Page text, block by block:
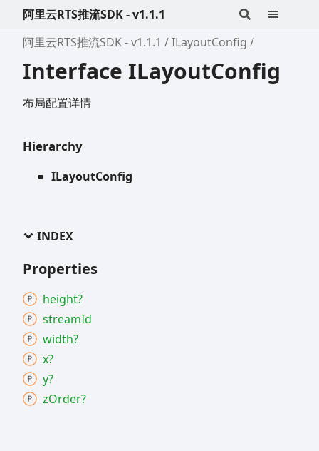
阿里云RTS推流SDK - v1.1.1
阿里云RTS推流SDK - v1.1.1
ILayoutConfig
Interface ILayoutConfig
布局配置详情
Hierarchy
ILayoutConfig
INDEX
Properties
height?
streamId
width?
x?
y?
zOrder?